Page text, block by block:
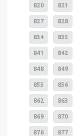
820 821
827 828
834 835
841 842
848 849
855 856
862 863
869 870
876 877